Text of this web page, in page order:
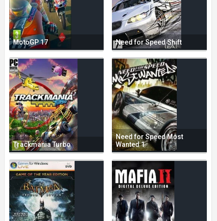
MotoGP 17 Need for Speed Shift
Trackmania Turbo
Need for Speed Most
Wanted 1